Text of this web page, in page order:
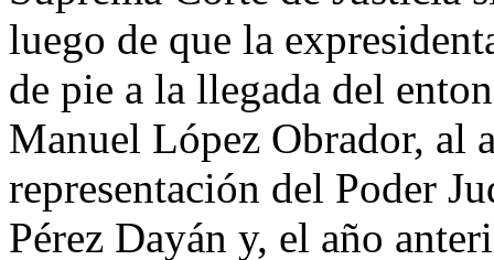
luego de que la
de pie a la llegada del
Manuel López Obrador, al
representación del Poder
Pérez Dayán y, el año